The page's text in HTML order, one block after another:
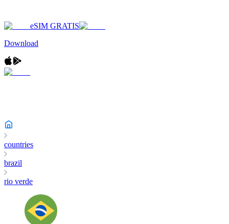
eSIM GRATIS
Download
countries
brazil
rio verde